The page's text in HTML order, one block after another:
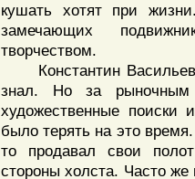
кушать хотят при
замечающих
творчеством.
Константин Васильев
знал. Но за рыночным
художественные
было терять на это
то продавал свои
стороны холста. Часто